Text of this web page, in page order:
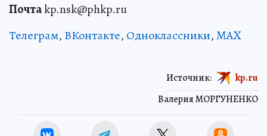
Почтаkp.nsk@phkp.ru
Телеграм, ВКонтакте, Одноклассники,MAX
Валерия МОРГУНЕНКО
Источник: kp.ru